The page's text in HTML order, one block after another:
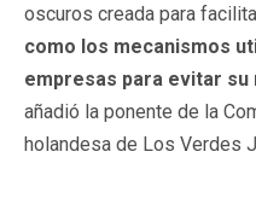
oscuros creada para
como los mecanismos
empresas para evitar
añadió la ponente de la
holandesa de Los Verdes